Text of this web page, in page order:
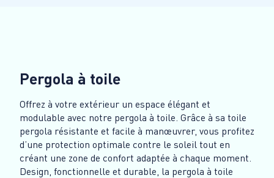
Pergola à toile
Offrez à votre extérieur un espace élégant et
modulable avec notre pergola à toile. Grâce à sa toile
pergola résistante et facile à manœuvrer, vous profitez
d’une protection optimale contre le soleil tout en
créant une zone de confort adaptée à chaque moment.
Design, fonctionnelle et durable, la pergola à toile